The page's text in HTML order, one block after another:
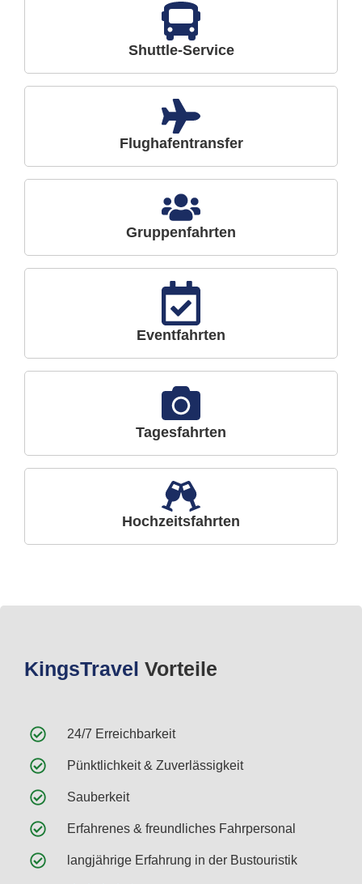
Shuttle-Service
Flughafentransfer
Gruppenfahrten
Eventfahrten
Tagesfahrten
Hochzeitsfahrten
KingsTravel Vorteile
24/7 Erreichbarkeit
Pünktlichkeit & Zuverlässigkeit
Sauberkeit
Erfahrenes & freundliches Fahrpersonal
langjährige Erfahrung in der Bustouristik